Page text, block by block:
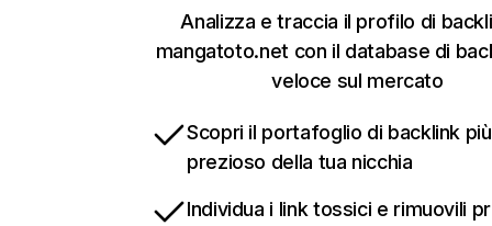
Analizza e traccia il profilo di
mangatoto.net con il database di
veloce sul mercato
Scopri il portafoglio di backlink più
prezioso della tua nicchia
Individua i link tossici e rimuovili